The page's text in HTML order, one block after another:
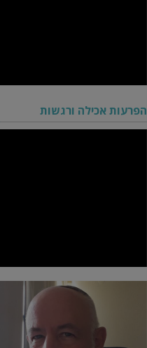
הפרעות אכילה ורגשות